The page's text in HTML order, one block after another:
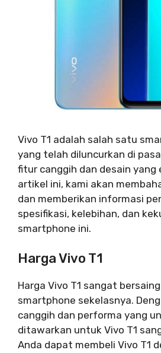
Vivo T1 adalah salah satu
yang telah diluncurkan di
fitur canggih dan desain yang
artikel ini, kami akan
dan memberikan informasi
spesifikasi, kelebihan, dan
smartphone ini.
Harga Vivo T1
Harga Vivo T1 sangat
smartphone sekelasnya.
canggih dan performa yang
ditawarkan untuk Vivo T1
Anda dapat membeli Vivo T1